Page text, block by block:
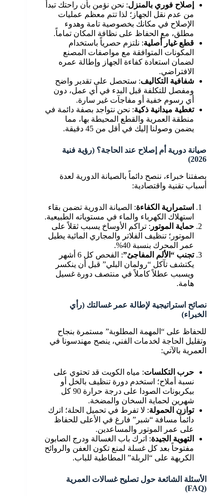
إصلاح فوري بالمنزل: نحن نؤمن بأن راحتك تبدأ
من عدم نقل الجهاز؛ لذا تتم معظم عمليات
الإصلاح في مكانك بخصوصية تامة وهدوء
مطلق، مع الحفاظ على نظافة المكان تماماً.
قطع غيار أصلية: نلتزم حصرياً باستخدام
المكونات المتوافقة مع مواصفات المصنع
لضمان استعادة كفاءة الجهاز وإطالة عمره
الافتراضي.
شفافية التكاليف: ستحصل على تقدير واضح
ومفصل للتكلفة قبل البدء في أي عمل، دون
أي رسوم خفية أو مفاجآت غير سارة.
تغطية ميدانية ذكية: نحن نتواجد بصفة دائمة في
منطقة العمرية والقطع المحيطة بها، مما
يضمن وصولنا إليك في أقل من 45 دقيقة.
صيانة دورية أم إصلاح عند الحاجة؟ (رؤية فنية
2026)
بصفتنا خبراء، ننصح دائماً بالصيانة الدورية لعدة
أسباب تقنية واقتصادية:
استمرارية الكفاءة: الصيانة الدورية تضمن بقاء
استهلاك الكهرباء والماء في مستوياته الطبيعية.
حماية الموتور : تراكم الأوساخ يسبب ثقلاً على
الموتور؛ تنظيف الفلاتر والمجاري المائية يطيل
عمر المحرك بنسبة 40%.
تجنب “الألم المفاجئ”
: الفحص كل 6 أشهر
يكتشف تآكل “رولمان البلي” قبل أن ينكسر
ويسبب عطلاً كاملاً في منتصف دورة غسيل
هامة.
نصائح استراتيجية لإطالة عمر غسالتك (رأي
الخبراء)
للحفاظ على “المهمة المطلوبة” مستمرة بنجاح
وتقليل الحاجة لخدمات الفني، ينصح مهندسونا في
العمرية بالآتي:
حرب التكلسات: مياه الكويت قد تحتوي على
نسبة أملاح؛ استخدم دورة تنظيف بالخل أو
بيكربونات الصودا على درجة حرارة 90 كل
شهرين لحماية السخان والمضخة.
توازن الحمولة: لا تفرط في تحميل الحلة؛ اترك
دائماً مسافة “شبر” فارغ في الأعلى للحفاظ
على عمر الموتور والمساعدين.
التهوية الجيدة: اترك باب الغسالة ودرج الصابون
مفتوحاً بعد كل غسلة لمنع تكون العفن والروائح
الكريهة على “الربلة” المطاطية للباب.
الأسئلة الشائعة حول تصليح غسالات العمرية
(FAQ)